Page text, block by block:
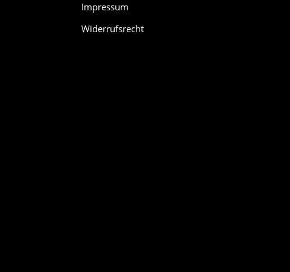
Impressum
Widerrufsrecht